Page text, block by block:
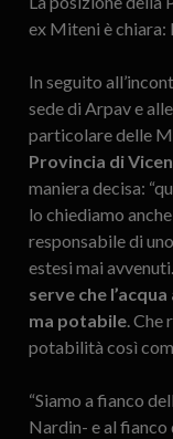
ex Miteni è chiara:
In seguito
sede di Arpav e
particolare delle
Provincia di
maniera decisa:
lo chiediamo
responsabile di
estesi mai avvenuti.
serve che l’acqua
ma potabile. Che
potabilità così
“Siamo a fianco
Nardin- e al fianco